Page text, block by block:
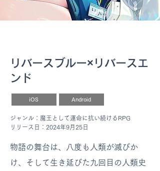
リバースブルー×リバースエ
ンド
iOS Android
ジャンル：魔王として運命に抗い続けるRPG
リリース日：2024年9月25日
物語の舞台は、八度も人類が滅びか
け、そして生き延びた九回目の人類史